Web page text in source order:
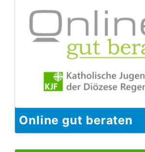
Online gut beraten